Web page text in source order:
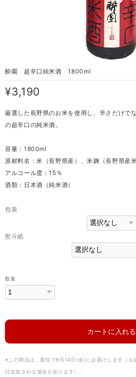
酔園 超辛口純米酒 1800ml
¥3,190
厳選した長野県のお米を使用し、辛さだけで
の超辛口の純米酒。
容量：1800ml
原材料名：米（長野県産）、米麹（長野県産米
アルコール度：15％
酒類：日本酒（純米酒）
包装
熨斗紙
数量
カートに入れる
※この商品は、最短で8月14日(金)にお届けします（お
日追加される場合があります）。